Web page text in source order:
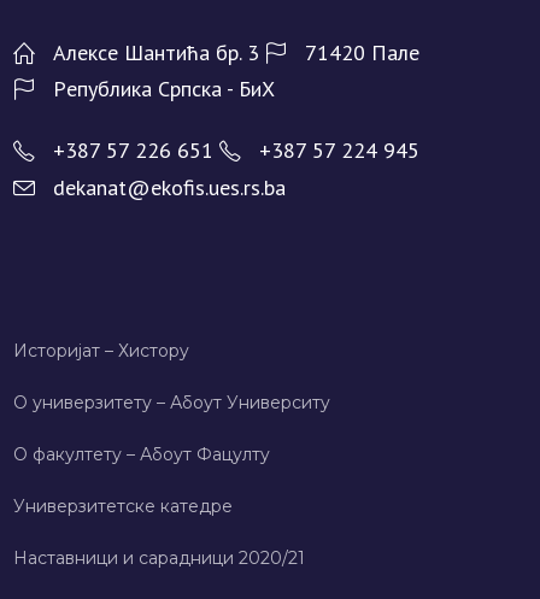
Алeксe Шантића бр. 3
71420 Палe
Рeпублика Српска - БиХ
+387 57 226 651
+387 57 224 945
dekanat@ekofis.ues.rs.ba
Историјат – Хисторy
О универзитету – Абоут Университy
О факултету – Абоут Фацултy
Универзитетске катедре
Наставници и сарадници 2020/21